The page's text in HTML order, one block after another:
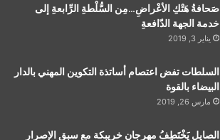
صَحافةُ هَتْكِ الأعْراضِ…مِن السُّلْطةِ الرِّابعةِ إلى
خدمة الجهة الدّافعةِ
يناير 3, 2019
السلطات تفض اعتصام أساتذة التكوين المهني بالدار
البيضاء بالقوة
مارس 26, 2019
الصايل يَخْتَطِفُ مهرجان خريبكة مع سبق الإصرار